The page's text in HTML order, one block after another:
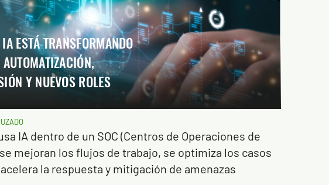
ESTÁ TRANSFORMANDO
Y NUEVOS ROLES
IA dentro de un SOC (Centros de Operaciones de
mejoran los flujos de trabajo, se optimiza los casos
la respuesta y mitigación de amenazas